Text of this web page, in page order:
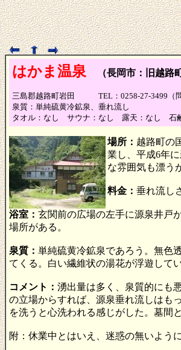
はかま温泉 （長岡市：旧越
三島郡越路町岩田 TEL：0258-27-3499
泉質：単純硫黄冷鉱泉、垂れ流し
タオル：なし サウナ：なし 露天：なし 石
場所： 越路町の
業し、平成6年
な雰囲気も漂う
料金： 垂れ流し
浴室： 玄関前の広場の左手に源泉井戸
場所がある。
泉質： 単純硫黄冷鉱泉であろう。無色
てくる。白い繊維状の湯花が浮遊して
コメント： 湧出量は多く、泉質的にも
の立場からすれば、源泉垂れ流しはも
を洗うと心洗われる感じがした。墓間
附：休業中とはいえ、迷惑の無いよう